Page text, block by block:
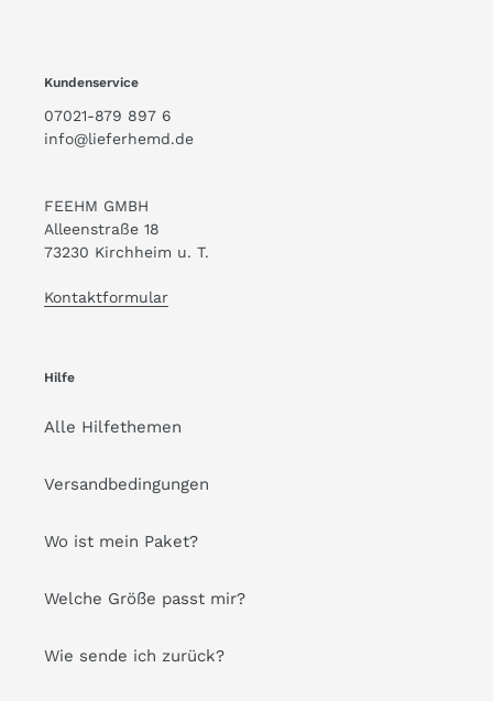
Kundenservice
07021-879 897 6
info@lieferhemd.de
FEEHM GMBH
Alleenstraße 18
73230 Kirchheim u. T.
Kontaktformular
Hilfe
Alle Hilfethemen
Versandbedingungen
Wo ist mein Paket?
Welche Größe passt mir?
Wie sende ich zurück?